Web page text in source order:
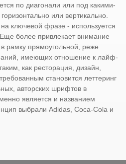
по диагонали или под какими-
или вертикально.
ключевой фразе - используется
более привлекает внимание
рамку прямоугольной, реже
имеющих отношение к лайф-
как ресторация, дизайн,
становится леттеринг
авторских шрифтов в
является и названием
выбрали Adidas, Coca-Cola и